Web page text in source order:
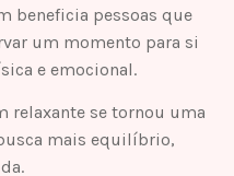
beneficia pessoas que
um momento para si
e emocional.
relaxante se tornou uma
mais equilíbrio,